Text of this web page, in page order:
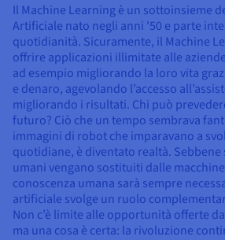
Il Machine Learning è un sottoinsieme
Artificiale nato negli anni '50 e parte
quotidianità. Sicuramente, il Machine
offrire applicazioni illimitate alle
ad esempio migliorando la loro vita
e denaro, agevolando l’accesso
migliorando i risultati. Chi può
futuro? Ciò che un tempo sembrava
immagini di robot che imparavano a
quotidiane, è diventato realtà. Sebbene
umani vengano sostituiti dalle
conoscenza umana sarà sempre
artificiale svolge un ruolo
Non c’è limite alle opportunità offerte
ma una cosa è certa: la rivoluzione